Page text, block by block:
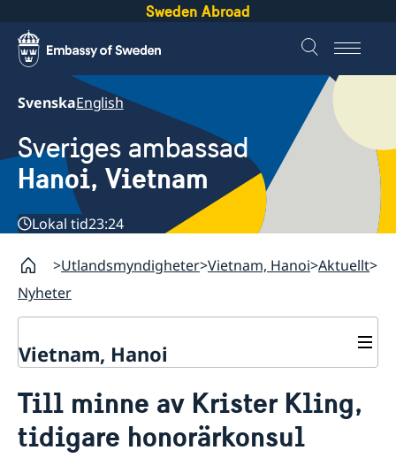
Sweden Abroad
SvenskaEnglish
Sveriges ambassad
Hanoi, Vietnam
Lokal tid23:24
Utlandsmyndigheter Vietnam, Hanoi Aktuellt
Nyheter
Vietnam, Hanoi
Om oss
GDPR - Dataskyddspolicy
Så stöttar vi svenska företag
Till minne av Krister Kling,
tidigare honorärkonsul